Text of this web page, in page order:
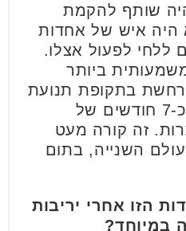
שותף להקמת
היה איש של אחדות
ללחי לפעול אצלו.
ביותר
בתקופת תנועת
המרי ב-1946 כשיש כ-7 חודשים של
זה קורה מעט
השנייה, בתום
הזו אחרי יריבות
במיוחד?